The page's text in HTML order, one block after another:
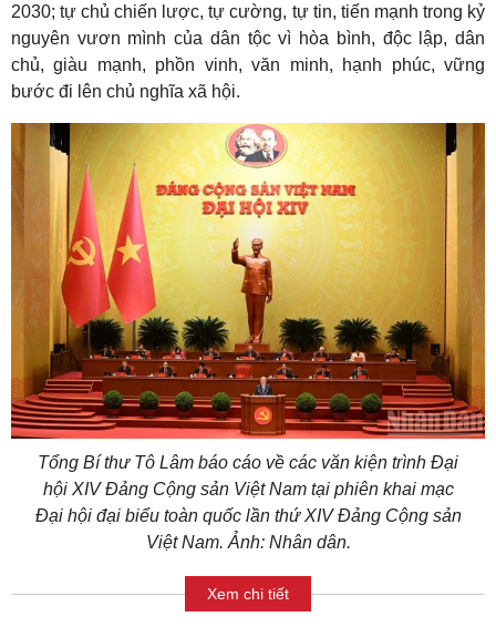
2030; tự chủ chiến lược, tự cường, tự tin, tiến mạnh trong kỷ
nguyên vươn mình của dân tộc vì hòa bình, độc lập, dân
chủ, giàu mạnh, phồn vinh, văn minh, hạnh phúc, vững
bước đi lên chủ nghĩa xã hội.
Tổng Bí thư Tô Lâm báo cáo về các văn kiện trình Đại
hội XIV Đảng Cộng sản Việt Nam tại phiên khai mạc
Đại hội đại biểu toàn quốc lần thứ XIV Đảng Cộng sản
Việt Nam. Ảnh: Nhân dân.
Xem chi tiết